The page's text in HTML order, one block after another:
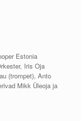
Estonia
Iris Oja
(trompet), Anto
Mikk Üleoja ja